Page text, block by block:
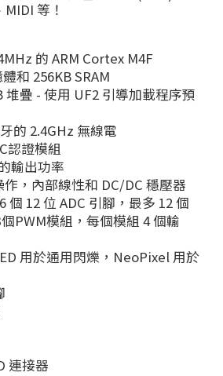
等！
的 ARM Cortex M4F
和 256KB SRAM
堆疊 - 使用 UF2 引導加載程序預
的 2.4GHz 無線電
認證模組
輸出功率
作，內部線性和 DC/DC 穩壓器
個 12 位 ADC 引腳，最多 12 個
PWM模組，每個模組 4 個輸
用於通用閃爍，NeoPixel 用於
連接器